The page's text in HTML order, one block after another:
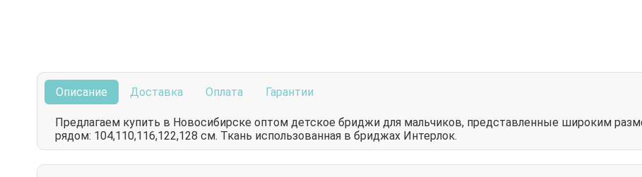
Описание Доставка Оплата Гарантии
Предлагаем купить в Новосибирске оптом детское бриджи для мальчиков, представленные широким
рядом: 104,110,116,122,128 см. Ткань использованная в бриджах Интерлок.